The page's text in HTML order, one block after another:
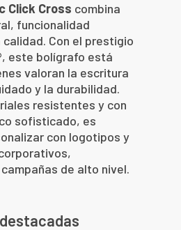
Click Cross combina
funcionalidad
Con el prestigio
este bolígrafo está
valoran la escritura
y la durabilidad.
resistentes y con
sofisticado, es
con logotipos y
de alto nivel.